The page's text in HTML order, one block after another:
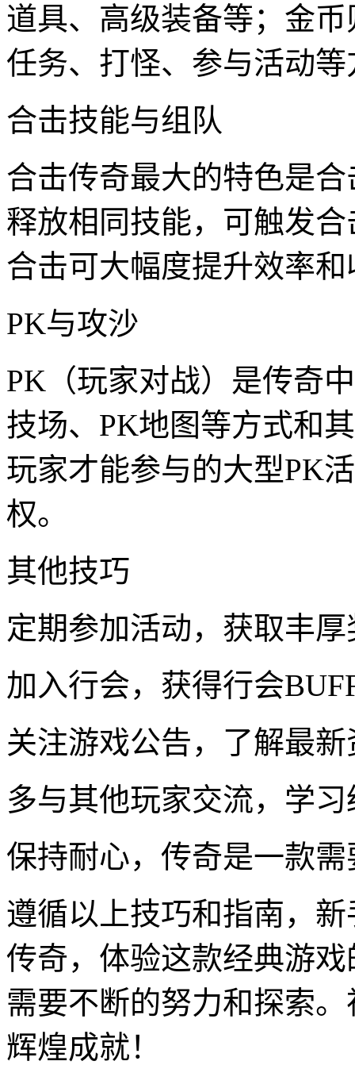
道具、高级装备等；金
任务、打怪、参与活动
合击技能与组队
合击传奇最大的特色是
释放相同技能，可触发
合击可大幅度提升效率和
PK与攻沙
PK（玩家对战）是传奇
技场、PK地图等方式和
玩家才能参与的大型PK
权。
其他技巧
定期参加活动，获取丰
加入行会，获得行会
关注游戏公告，了解最
多与其他玩家交流，学
保持耐心，传奇是一款
遵循以上技巧和指南，
传奇，体验这款经典游
需要不断的努力和探索
辉煌成就！